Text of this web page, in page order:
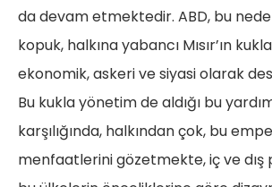
da devam etmektedir. ABD, bu
kopuk, halkına yabancı Mısır’ın
ekonomik, askeri ve siyasi olarak
Bu kukla yönetim de aldığı bu
karşılığında, halkından çok, bu
menfaatlerini gözetmekte, iç ve dış